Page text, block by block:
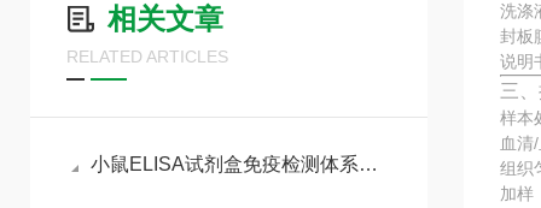
相关文章
RELATED ARTICLES
小鼠ELISA试剂盒免疫检测体系与动物模型实验实操指南
洗涤
封板
说明
三
样本
血清
组织
加样